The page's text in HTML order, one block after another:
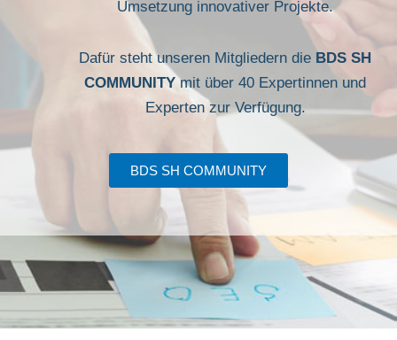
Umsetzung innovativer Projekte.
Dafür steht unseren Mitgliedern die BDS SH
COMMUNITYmit über 40 Expertinnen und
Experten zur Verfügung.
BDS SH COMMUNITY